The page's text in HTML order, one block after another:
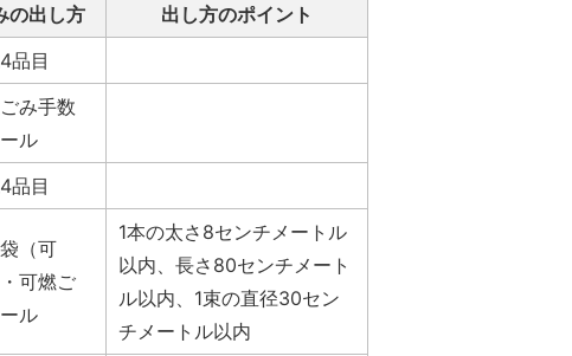
の出し方
出し方のポイント
品目
み手数
ル
品目
（可
可燃ご
ル
1本の太さ8センチメートル
以内、長さ80センチメート
ル以内、1束の直径30セン
チメートル以内